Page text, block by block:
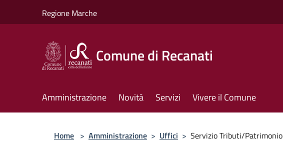
Regione Marche
Comune di Recanati
Amministrazione Novità Servizi Vivere il Comune
Home > Amministrazione > Uffici > Servizio Tributi/Patrimonio